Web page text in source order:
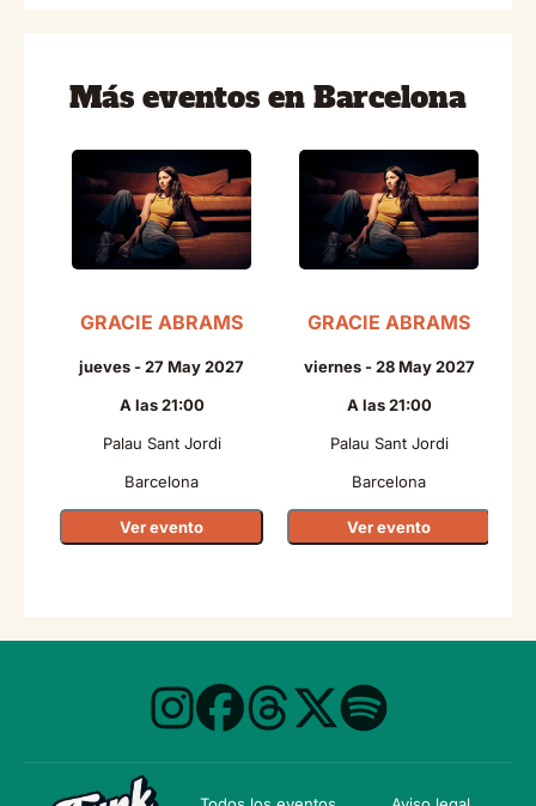
Más eventos en Barcelona
GRACIE ABRAMS
jueves - 27 May 2027
A las 21:00
Palau Sant Jordi
Barcelona
Ver evento
GRACIE ABRAMS
viernes - 28 May 2027
A las 21:00
Palau Sant Jordi
Barcelona
Ver evento